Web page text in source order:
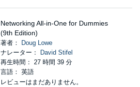
Networking All-in-One for Dummies
(9th Edition)
著者：
Doug Lowe
ナレーター：
David Stifel
再生時間： 27 時間 39 分
言語： 英語
レビューはまだありません。